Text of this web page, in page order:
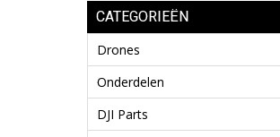
CATEGORIEËN
Drones
Onderdelen
DJI Parts